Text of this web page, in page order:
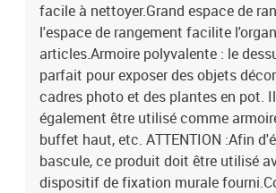
facile à nettoyer.Grand espace de
l'espace de rangement facilite
articles.Armoire polyvalente : le
parfait pour exposer des objets
cadres photo et des plantes en pot.
également être utilisé comme
buffet haut, etc. ATTENTION :Afin
bascule, ce produit doit être utilisé
dispositif de fixation murale